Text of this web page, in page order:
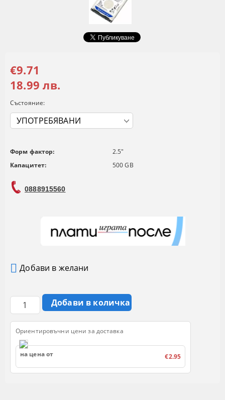
€9.71
18.99 лв.
Състояние:
Форм фактор:
2.5"
Капацитет:
500 GB
0888915560
Добави в желани
Ориентировъчни цени за доставка
на цена от €2.95